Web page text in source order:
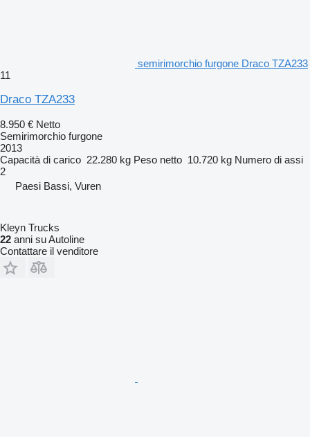
semirimorchio furgone Draco TZA233
11
Draco TZA233
8.950 € Netto
Semirimorchio furgone
2013
Capacità di carico 22.280 kg Peso netto 10.720 kg Numero di assi
2
Paesi Bassi, Vuren
Kleyn Trucks
22 anni su Autoline
Contattare il venditore